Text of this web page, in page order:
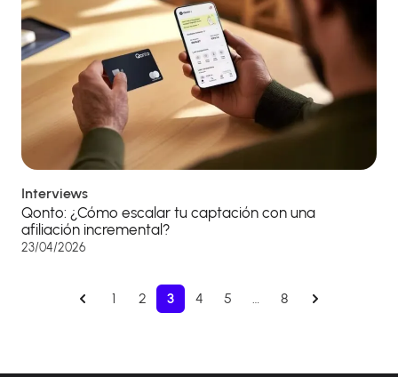
Interviews
Qonto: ¿Cómo escalar tu captación con una
afiliación incremental?
23/04/2026
1 2 3 4 5 … 8